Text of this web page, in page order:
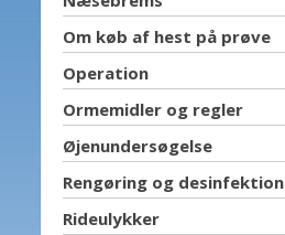
Om køb af hest på prøve
Operation
Ormemidler og regler
Øjenundersøgelse
Rengøring og desinfektion
Rideulykker